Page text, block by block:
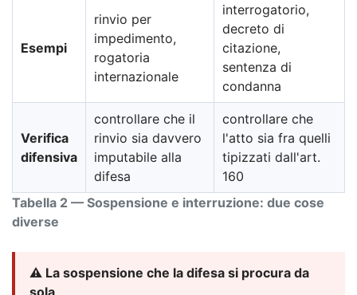
Tabella 2 — Sospensione e interruzione: due cose
diverse
Esempi
rinvio per
impedimento,
rogatoria
internazionale
interrogatorio,
decreto di
citazione,
sentenza di
condanna
Verifica
difensiva
controllare che il
rinvio sia davvero
imputabile alla
difesa
controllare che
l'atto sia fra quelli
tipizzati dall'art.
160
⚠️ La sospensione che la difesa si procura da
sola